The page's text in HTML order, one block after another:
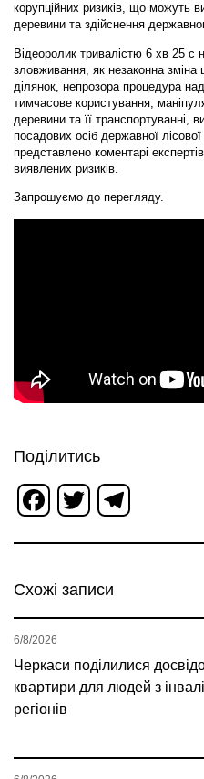
корупційних ризиків, що можуть
деревини та здійснення
Відеоролик тривалістю 6 хв 25 с
зловживання, як незаконна зміна
ділянок, непрозора процедура
тимчасове користування,
деревини та її транспортуванні,
посадових осіб державної
представлено коментарі
виявлених ризиків.
Запрошуємо до перегляду.
Поділитись
Facebook
Twitter
Схожі записи
Черкаси поділилися
квартири для людей з
регіонів
6/8/2026